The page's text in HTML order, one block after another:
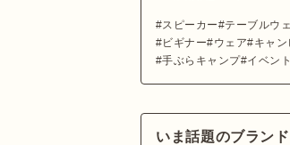
スピーカー テーブルウ
ビギナー
ウェア キャ
手ぶらキャンプ イベン
いま話題のブランド